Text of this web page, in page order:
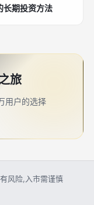
长期投资方法
旅
用户的选择
风险,入市需谨慎